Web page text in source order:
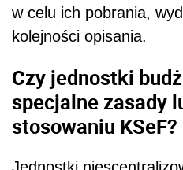
w celu ich pobrania,
kolejności opisania.
Czy jednostki
specjalne zasady
stosowaniu KSeF?